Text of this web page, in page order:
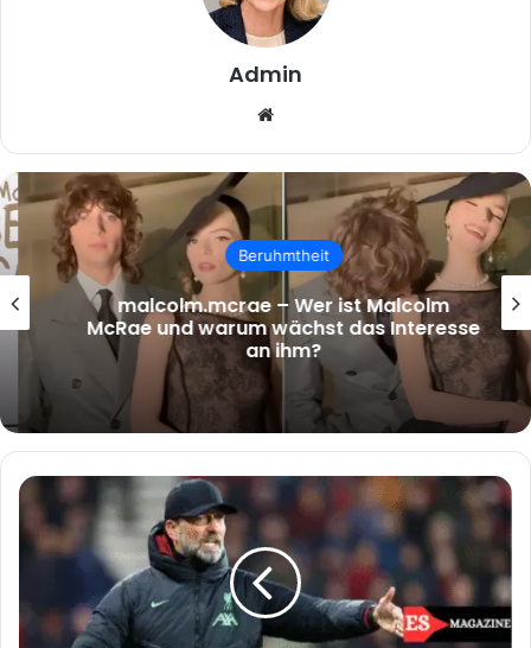
Admin
Beruhmtheit
malcolm.mcrae – Wer ist Malcolm
McRae und warum wächst das Interesse
an ihm?
Jürgen
Klopp
Vermögen
Reich